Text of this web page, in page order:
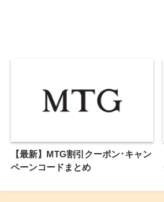
【最新】MTG割引クーポン･キャン
ペーンコードまとめ